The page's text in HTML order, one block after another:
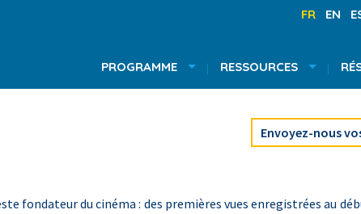
FR EN
PROGRAMME RESSOURCES
Envoyez-nous
fondateur du cinéma : des premières vues enregistrées au